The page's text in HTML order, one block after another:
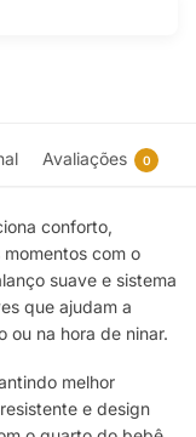
Avaliações 0
conforto,
com o
suave e sistema
que ajudam a
ou na hora de ninar.
melhor
e design